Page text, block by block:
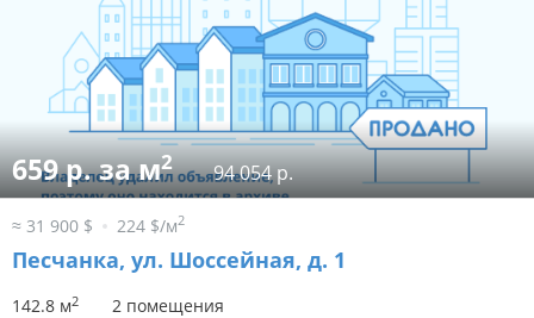
659 р. за м2 94 054 р.
≈ 31 900 $ 224 $/м2
Песчанка, ул. Шоссейная, д. 1
142.8 м2 2 помещения